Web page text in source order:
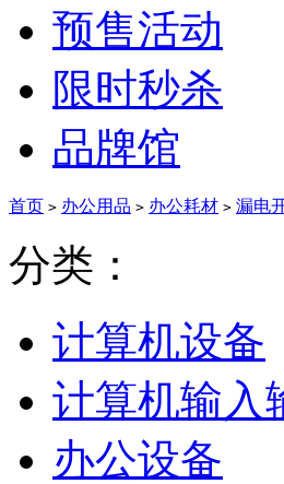
预售活动
限时秒杀
品牌馆
首页 > 办公用品 > 办公耗材 > 漏电
分类：
计算机设备
计算机输入
办公设备